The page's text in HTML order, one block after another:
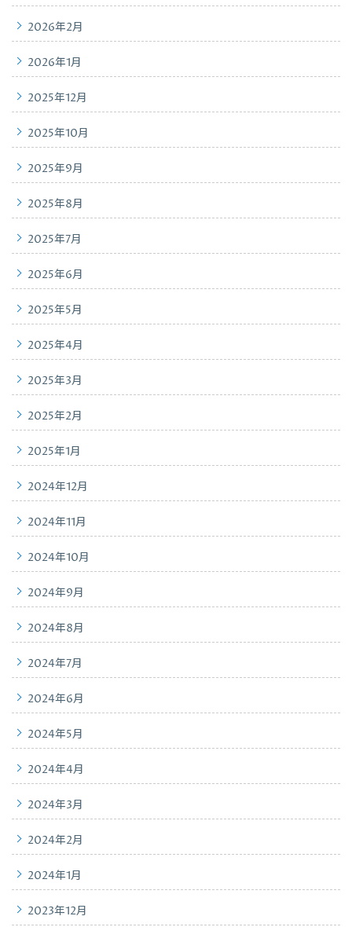
2026年2月
2026年1月
2025年12月
2025年10月
2025年9月
2025年8月
2025年7月
2025年6月
2025年5月
2025年4月
2025年3月
2025年2月
2025年1月
2024年12月
2024年11月
2024年10月
2024年9月
2024年8月
2024年7月
2024年6月
2024年5月
2024年4月
2024年3月
2024年2月
2024年1月
2023年12月